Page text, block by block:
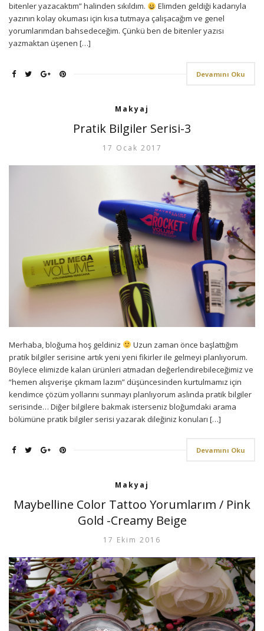
bitenler yazacaktım” halinden sıkıldım.
Elimden geldiği kadarıyla
yazının kolay okuması için kısa tutmaya çalışacağım ve genel
yorumlarımdan bahsedeceğim. Çünkü ben de bitenler yazısı
yazmaktan üşenen […]
Devamını Oku
Makyaj
Pratik Bilgiler Serisi-3
17 Ocak 2017
Merhaba, bloğuma hoş geldiniz
Uzun zaman önce başlattığım
pratik bilgiler serisine artık yeni yeni fikirler ile gelmeyi planlıyorum.
Böylece elimizde kalan ürünleri atmadan değerlendirebileceğimiz ve
“hemen alışverişe çıkmam lazım” düşüncesinden kurtulmamız için
kendimce çözüm yollarını sunmayı planlıyorum aslında pratik bilgiler
serisinde… Diğer bilgilere bakmak isterseniz bloğumdaki arama
bölümüne pratik bilgiler serisi yazarak dileğiniz konuları […]
Devamını Oku
Makyaj
Maybelline Color Tattoo Yorumlarım / Pink
Gold -Creamy Beige
17 Ekim 2016